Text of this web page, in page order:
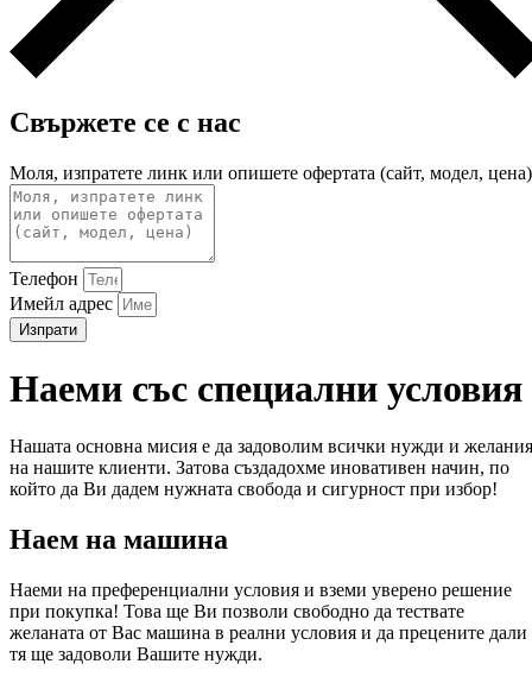
Свържете се с нас
Моля, изпратете линк или опишете офертата (сайт, модел, цена)
Телефон
Имейл адрес
Изпрати
Наеми със специални условия
Нашата основна мисия е да задоволим всички нужди и желания
на нашите клиенти. Затова създадохме иновативен начин, по
който да Ви дадем нужната свобода и сигурност при избор!
Наем на машина
Наеми на преференциални условия и вземи уверено решение
при покупка! Това ще Ви позволи свободно да тествате
желаната от Вас машина в реални условия и да прецените дали
тя ще задоволи Вашите нужди.